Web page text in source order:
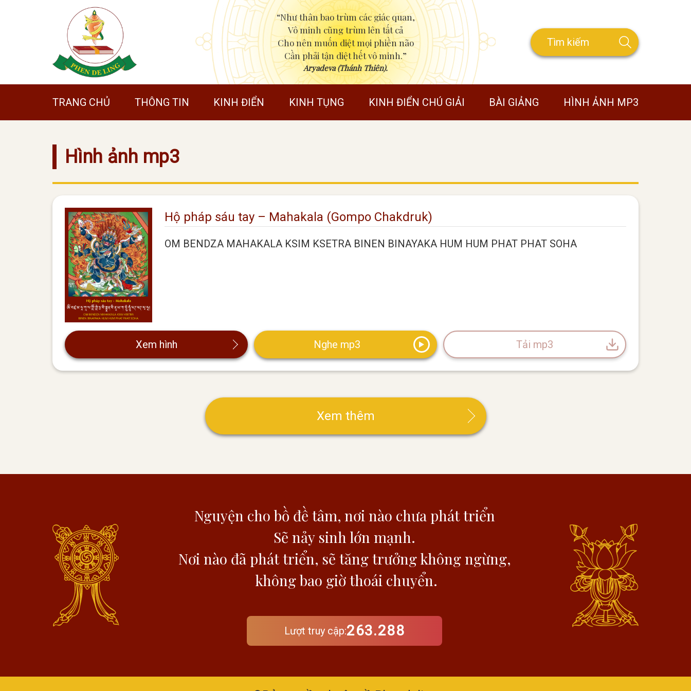
“Như thân bao trùm các giác quan,
Vô minh cũng trùm lên tất cả
Cho nên muốn diệt mọi phiền não
Cần phải tận diệt hết vô minh.”
Aryadeva (Thánh Thiên).
TRANG CHỦ THÔNG TIN KINH ĐIỂN KINH TỤNG KINH ĐIỂN CHÚ GIẢI BÀI GIẢNG HÌNH ẢNH MP3
Hình ảnh mp3
Hộ pháp sáu tay – Mahakala (Gompo Chakdruk)
OM BENDZA MAHAKALA KSIM KSETRA BINEN BINAYAKA HUM HUM PHAT PHAT SOHA
Xem hình Nghe mp3 Tải mp3
Xem thêm
Nguyện cho bồ đề tâm, nơi nào chưa phát triển
Sẽ nảy sinh lớn mạnh.
Nơi nào đã phát triển, sẽ tăng trưởng không ngừng,
không bao giờ thoái chuyển.
Lượt truy cập:263.288